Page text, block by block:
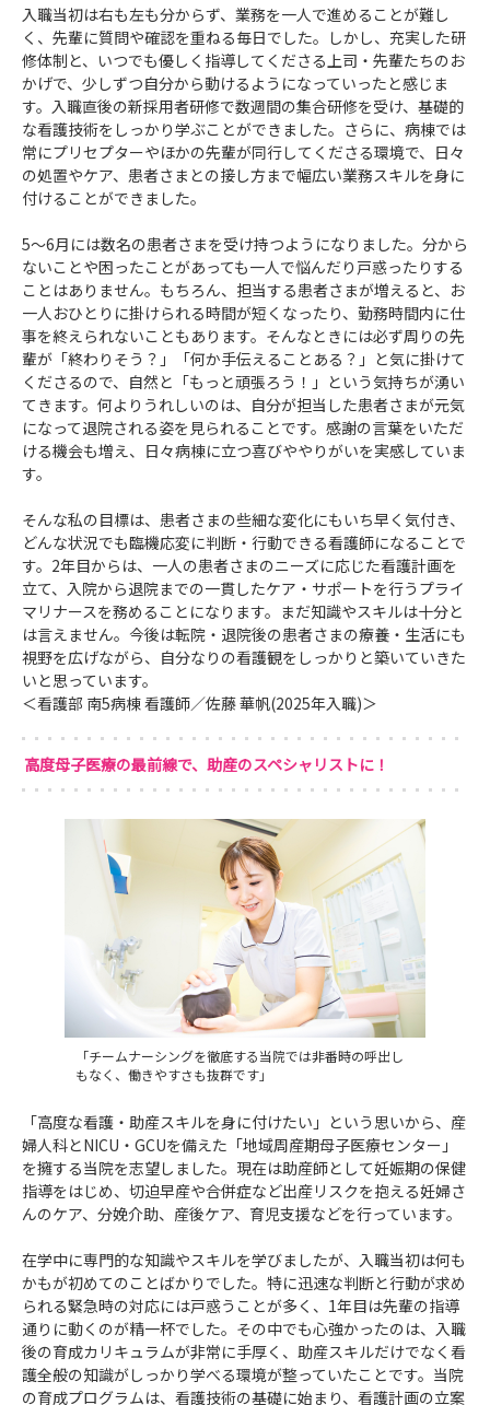
入職当初は右も左も分からず、業務を一人で進めることが難し
く、先輩に質問や確認を重ねる毎日でした。しかし、充実した研
修体制と、いつでも優しく指導してくださる上司・先輩たちのお
かげで、少しずつ自分から動けるようになっていったと感じま
す。入職直後の新採用者研修で数週間の集合研修を受け、基礎的
な看護技術をしっかり学ぶことができました。さらに、病棟では
常にプリセプターやほかの先輩が同行してくださる環境で、日々
の処置やケア、患者さまとの接し方まで幅広い業務スキルを身に
付けることができました。
5～6月には数名の患者さまを受け持つようになりました。分から
ないことや困ったことがあっても一人で悩んだり戸惑ったりする
ことはありません。もちろん、担当する患者さまが増えると、お
一人おひとりに掛けられる時間が短くなったり、勤務時間内に仕
事を終えられないこともあります。そんなときには必ず周りの先
輩が「終わりそう？」「何か手伝えることある？」と気に掛けて
くださるので、自然と「もっと頑張ろう！」という気持ちが湧い
てきます。何よりうれしいのは、自分が担当した患者さまが元気
になって退院される姿を見られることです。感謝の言葉をいただ
ける機会も増え、日々病棟に立つ喜びややりがいを実感していま
す。
そんな私の目標は、患者さまの些細な変化にもいち早く気付き、
どんな状況でも臨機応変に判断・行動できる看護師になることで
す。2年目からは、一人の患者さまのニーズに応じた看護計画を
立て、入院から退院までの一貫したケア・サポートを行うプライ
マリナースを務めることになります。まだ知識やスキルは十分と
は言えません。今後は転院・退院後の患者さまの療養・生活にも
視野を広げながら、自分なりの看護観をしっかりと築いていきた
いと思っています。
＜看護部 南5病棟 看護師／佐藤 華帆(2025年入職)＞
高度母子医療の最前線で、助産のスペシャリストに！
「チームナーシングを徹底する当院では非番時の呼出し
もなく、働きやすさも抜群です」
「高度な看護・助産スキルを身に付けたい」という思いから、産
婦人科とNICU・GCUを備えた「地域周産期母子医療センター」
を擁する当院を志望しました。現在は助産師として妊娠期の保健
指導をはじめ、切迫早産や合併症など出産リスクを抱える妊婦さ
んのケア、分娩介助、産後ケア、育児支援などを行っています。
在学中に専門的な知識やスキルを学びましたが、入職当初は何も
かもが初めてのことばかりでした。特に迅速な判断と行動が求め
られる緊急時の対応には戸惑うことが多く、1年目は先輩の指導
通りに動くのが精一杯でした。その中でも心強かったのは、入職
後の育成カリキュラムが非常に手厚く、助産スキルだけでなく看
護全般の知識がしっかり学べる環境が整っていたことです。当院
の育成プログラムは、看護技術の基礎に始まり、看護計画の立案